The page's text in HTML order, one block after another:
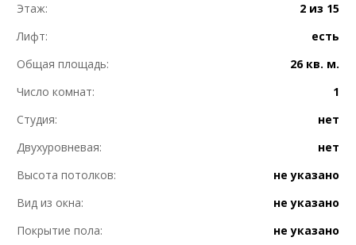
Этаж:
2 из 15
Лифт:
есть
Общая площадь:
26 кв. м.
Число комнат:
1
Студия:
нет
Двухуровневая:
нет
Высота потолков:
не указано
Вид из окна:
не указано
Покрытие пола:
не указано